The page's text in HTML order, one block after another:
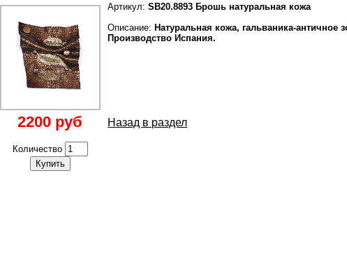
2200 руб
Количество
Купить
Артикул:SB20.8893 Брошь натуральная кожа
Описание: Натуральная кожа, гальваника-античное
Производство Испания.
Назад в раздел